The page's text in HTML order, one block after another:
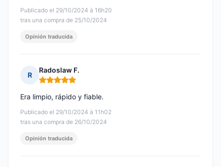
Publicado el 29/10/2024 à 16h20
tras una compra de 25/10/2024
Opinión traducida
R
Radoslaw F.
Nota: 5 de 5
Publicado el 29/10/2024 à 11h02
tras una compra de 26/10/2024
Era limpio, rápido y fiable.
Opinión traducida